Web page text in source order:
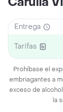
Entrega
Tarifas
Prohíbase el
embriagantes a
exceso de
la